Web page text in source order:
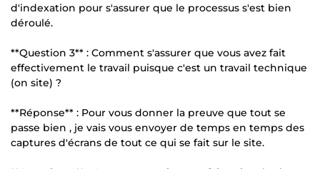
d'indexation pour s'assurer que le processus s'est bien
déroulé.
**Question 3** : Comment s'assurer que vous avez fait
effectivement le travail puisque c'est un travail technique
(on site) ?
**Réponse** : Pour vous donner la preuve que tout se
passe bien , je vais vous envoyer de temps en temps des
captures d'écrans de tout ce qui se fait sur le site.